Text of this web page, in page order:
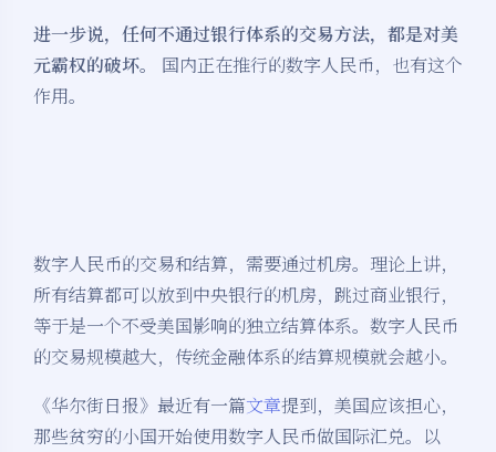
进一步说，任何不通过银行体系的交易方法，都是对美
元霸权的破坏。
国内正在推行的数字人民币，也有这个
作用。
数字人民币的交易和结算，需要通过机房。理论上讲，
所有结算都可以放到中央银行的机房，跳过商业银行，
等于是一个不受美国影响的独立结算体系。数字人民币
的交易规模越大，传统金融体系的结算规模就会越小。
《华尔街日报》最近有一篇文章提到，美国应该担心，
那些贫穷的小国开始使用数字人民币做国际汇兑。以